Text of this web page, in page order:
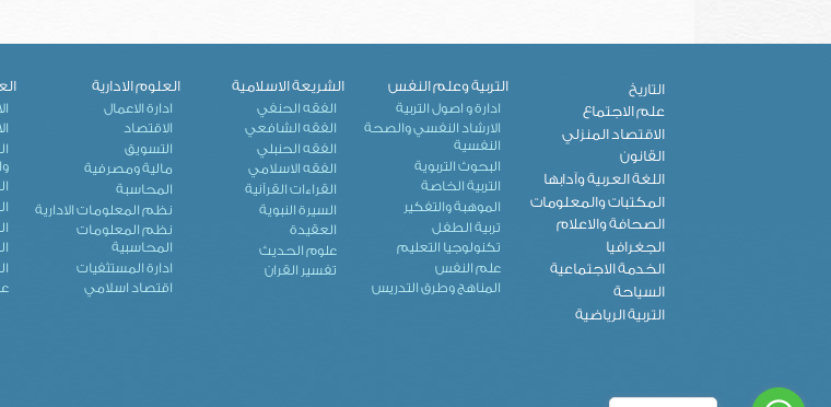
التاريخ
علم الاجتماع
الاقتصاد المنزلي
القانون
اللغة العربية وآدابها
المكتبات والمعلومات
الصحافة والاعلام
الجغرافيا
الخدمة الاجتماعية
السياحة
التربية الرياضية
التربية وعلم النفس
ادارة و اصول التربية
الارشاد النفسي والصحة
النفسية
البحوث التربوية
التربية الخاصة
الموهبة والتفكير
تربية الطفل
تكنولوجيا التعليم
علم النفس
المناهج وطرق التدريس
الشريعة الاسلامية
الفقه الحنفي
الفقه الشافعي
الفقه الحنبلي
الفقه الاسلامي
القراءات القرآنية
السيرة النبوية
العقيدة
علوم الحديث
تفسير القران
العلوم الادارية
ادارة الاعمال
الاقتصاد
التسويق
مالية ومصرفية
المحاسبة
نظم المعلومات الادارية
نظم المعلومات
المحاسبية
ادارة المستثفيات
اقتصاد اسلامي